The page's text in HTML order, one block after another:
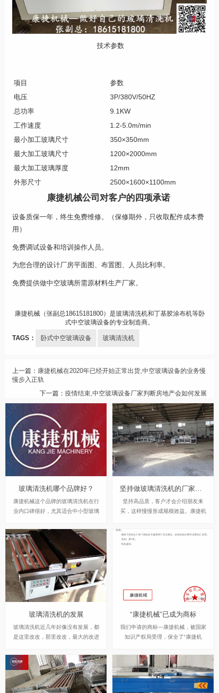
技术参数
项目
参数
电压
3P/380V/50HZ
总功率
9.1KW
工作速度
1.2-5.0m/min
最小加工玻璃尺寸
350×350mm
最大加工玻璃尺寸
1200×2000mm
最大加工玻璃厚度
12mm
外形尺寸
2500×1600×1100mm
康捷机械公司对客户的四项承诺
设备质保一年，终生免费维修。（保修期外，只收取配件成本费
用）
免费调试设备和培训操作人员。
为您合理的设计厂房平面图、布置图、人员比利率。
免费提供做中空玻璃所需原材料生产厂家。
康捷机械（张副总18615181800）是玻璃清洗机和丁基胶涂布机等卧
式中空玻璃设备的专业制造商。
TAGS： 卧式中空玻璃设备 玻璃清洗机
上一篇： 康捷机械在2020年已经开始正常出货,中空玻璃设备的业务慢
慢步入正轨
下一篇： 疫情结束,中空玻璃设备厂家判断房地产会如何发展
玻璃清洗机哪个品牌好？
康捷机械这个品牌的玻璃清洗机在行
业内口碑很好，尤其适合中小型玻璃
价比高。
坚持高品质，客户才会介绍朋友来
买，这样慢慢形成规模效益。康捷机
洗机，尽量做到不需要售后，做好每
玻璃清洗机的发展
玻璃清洗机近几年好像没有发展，都
是这里改改，那里改改，最大的改进
过渡到新款的不锈钢玻璃清洗机。
“康捷机械”已成为商标
我们申请的商标—康捷机械，被国家
知识产权局受理，保全了“康捷机